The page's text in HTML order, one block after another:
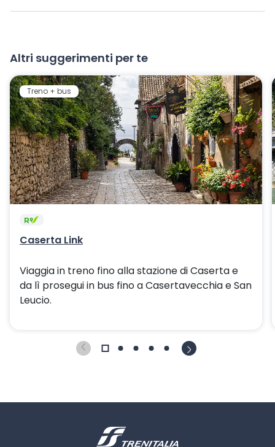
Altri suggerimenti per te
Treno + bus
Caserta Link
Viaggia in treno fino alla stazione di Caserta e
da lì prosegui in bus fino a Casertavecchia e San
Leucio.